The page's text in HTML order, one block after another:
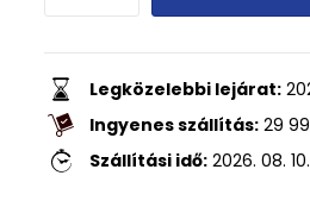
Legközelebbi lejárat:
Ingyenes szállítás: 29
Szállítási idő: 2026. 08.